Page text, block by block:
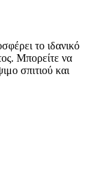
το ιδανικό
Μπορείτε να
σπιτιού και